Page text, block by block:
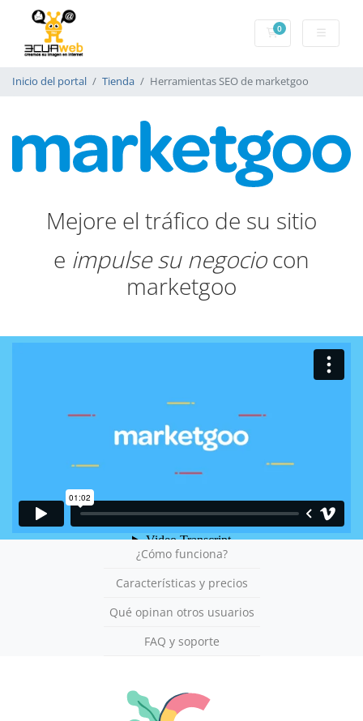
0Carrito
Inicio del portal Tienda Herramientas SEO de marketgoo
Mejore el tráfico de su sitio
e impulse su negociocon
marketgoo
¿Cómo funciona?
Características y precios
Qué opinan otros usuarios
FAQ y soporte